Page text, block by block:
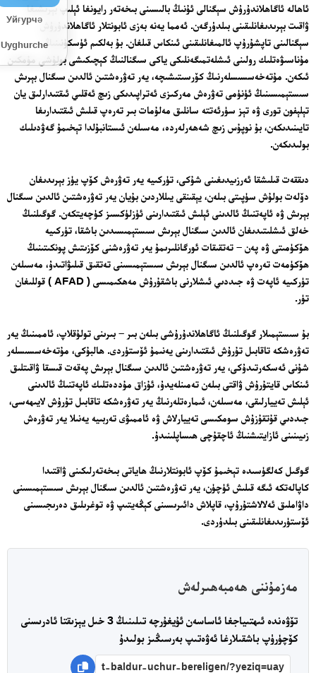
ئاھالە ئاگاھلاندۇرۇش سېگنالى ئۇنىڭ بالىسىنى بىخەتەر رايونغا ئېلىپ بېرىشىغا
ۋاقىت بېرىدىغانلىقىنى بىلدۈرگەن. ئەمما يەنە بەزى ئابونتلار ئاگاھلاندۇرۇش
سېگنالىنى تاپشۇرۇپ ئالمىغانلىقىنى ئىنكاس قىلغان. بۇ بەلكىم ئۈسكۈنىنىڭ
مۇناسىۋەتلىك رولىنى ئىشلەتمىگەنلىكى ياكى سىگنالنىڭ كېچىكىشى بولۇشى مۇمكىن
ئىكەن. مۇتەخەسسىسلەرنىڭ كۆرسىتىشىچە، يەر تەۋرەشتىن ئالدىن سىگنال بېرىش
سىستېمىسىنىڭ ئۈنۈمى تەۋرەش مەركىزى ئەتراپىدىكى زىچ ئەقلىي ئىقتىدارلىق يان
تېلېفون تورى ۋە تېز سۈرئەتتە سانلىق مەلۇمات بىر تەرەپ قىلىش ئىقتىدارىغا
تايىنىدىكەن، بۇ نوپۇس زىچ شەھەرلەردە، مەسىلەن ئىستانبۇلدا تېخىمۇ گەۋدىلىك
بولىدىكەن.
دىققەت قىلىشقا ئەرزىيدىغىنى شۇكى، تۈركىيە يەر تەۋرەش كۆپ يۈز بېرىدىغان
دۆلەت بولۇش سۈپىتى بىلەن، يېقىنقى يىللاردىن بۇيان يەر تەۋرەشتىن ئالدىن سىگنال
بېرىش ۋە ئاپەتنىڭ ئالدىنى ئېلىش ئىقتىدارىنى ئۈزلۈكسىز كۈچەيتكەن. گوگىلنىڭ
خەلق ئىشلىتىدىغان ئالدىن سىگنال بېرىش سىستېمىسىدىن باشقا، تۈركىيە
ھۆكۈمىتى ۋە پەن – تەتقىقات ئورگانلىرىمۇ يەر تەۋرەشنى كۆزىتىش پونكىتىنىڭ
ھۆكۈمەت تەرەپ ئالدىن سىگنال بېرىش سىستېمىسىنى تەتقىق قىلىۋاتىدۇ، مەسىلەن
تۈركىيە ئاپەت ۋە جىددىي ئىشلارنى باشقۇرۇش مەھكىمىسى ( AFAD ) قوللىغان
تۈر.
بۇ سىستېمىلار گوگىلنىڭ ئاگاھلاندۇرۇشى بىلەن بىر – بىرىنى تولۇقلاپ، ئاممىنىڭ يەر
تەۋرەشكە تاقابىل تۇرۇش ئىقتىدارىنى يەنىمۇ ئۆستۈردى. ھالبۇكى، مۇتەخەسسىسلەر
شۇنى ئەسكەرتىدۇكى، يەر تەۋرەشتىن ئالدىن سىگنال بېرىش پەقەت قىسقا ۋاقىتلىق
ئىنكاس قايتۇرۇش ۋاقتى بىلەن تەمىنلەيدۇ، ئۇزاق مۇددەتلىك ئاپەتنىڭ ئالدىنى
ئېلىش تەييارلىقى، مەسىلەن، ئىمارەتلەرنىڭ يەر تەۋرەشكە تاقابىل تۇرۇش لايىھەسى،
جىددىي قۇتقۇزۇش سومكىسى تەييارلاش ۋە ئاممىۋى تەربىيە يەنىلا يەر تەۋرەش
زىيىنىنى ئازايتىشنىڭ ئاچقۇچى ھىساپلىنىدۇ.
گوگىل كەلگۈسىدە تېخىمۇ كۆپ ئابونتلارنىڭ ھاياتى بىخەتەرلىكىنى ۋاقتىدا
كاپالەتكە ئىگە قىلىش ئۈچۈن، يەر تەۋرەشتىن ئالدىن سىگنال بېرىش سىستېمىسىنى
داۋاملىق ئەلالاشتۇرۇپ، قاپلاش دائىرىسىنى كېڭەيتىپ ۋە توغرىلىق دەرىجىسىنى
ئۆستۈرىدىغانلىقىنى بىلدۈردى.
مەزمۇننى ھەمبەھىرلەش
تۆۋەندە ئىھتىياجغا ئاساسەن ئۇيغۇرچە تىلىنىڭ 3 خىل يېزىقتا ئادرىسنى
كۆچۈرۈپ باشقىلارغا ئەۋەتىپ بەرسىڭىز بولىدۇ
Уйғурчә
Uyghurche